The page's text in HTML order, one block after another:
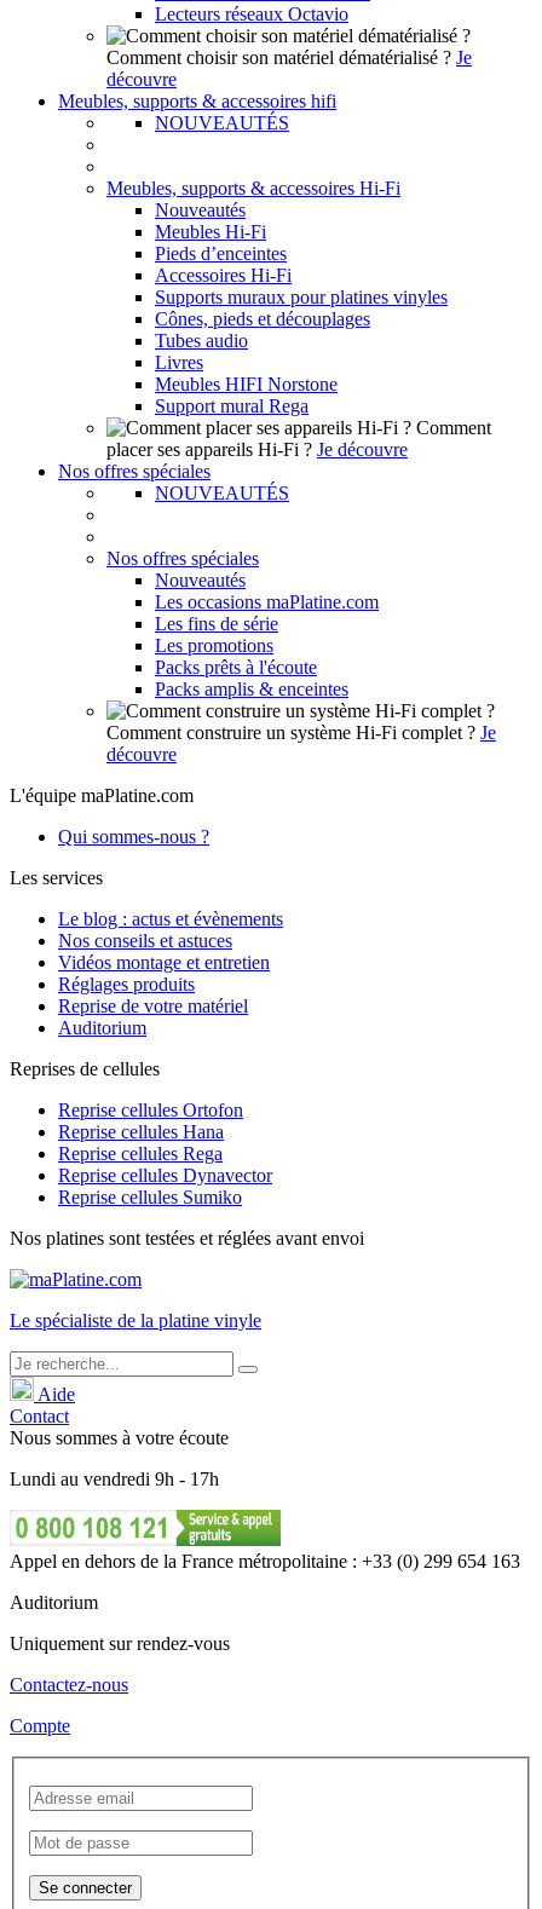
Lecteurs réseaux Octavio
Comment choisir son matériel dématérialisé ? Je
découvre
Meubles, supports & accessoires hifi
NOUVEAUTÉS
Meubles, supports & accessoires Hi-Fi
Nouveautés
Meubles Hi-Fi
Pieds d’enceintes
Accessoires Hi-Fi
Supports muraux pour platines vinyles
Cônes, pieds et découplages
Tubes audio
Livres
Meubles HIFI Norstone
Support mural Rega
Comment
placer ses appareils Hi-Fi ? Je découvre
Nos offres spéciales
NOUVEAUTÉS
Nos offres spéciales
Nouveautés
Les occasions maPlatine.com
Les fins de série
Les promotions
Packs prêts à l'écoute
Packs amplis & enceintes
Comment construire un système Hi-Fi complet ? Je
découvre
L'équipe maPlatine.com
Qui sommes-nous ?
Les services
Le blog : actus et évènements
Nos conseils et astuces
Vidéos montage et entretien
Réglages produits
Reprise de votre matériel
Auditorium
Reprises de cellules
Reprise cellules Ortofon
Reprise cellules Hana
Reprise cellules Rega
Reprise cellules Dynavector
Reprise cellules Sumiko
Nos platines sont testées et réglées avant envoi
Le spécialiste de la platine vinyle
Aide
Contact
Nous sommes à votre écoute
Lundi au vendredi 9h - 17h
Appel en dehors de la France métropolitaine : +33 (0) 299 654 163
Auditorium
Uniquement sur rendez-vous
Contactez-nous
Compte
Se connecter